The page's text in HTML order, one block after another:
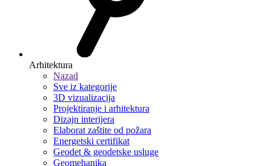
Arhitektura
Nazad
Sve iz kategorije
3D vizualizacija
Projektiranje i arhitektura
Dizajn interijera
Elaborat zaštite od požara
Energetski certifikat
Geodet & geodetske usluge
Geomehanika